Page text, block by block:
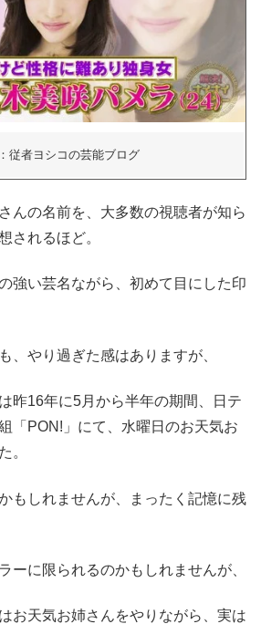
従者ヨシコの芸能ブログ
んの名前を、大多数の視聴者が知ら
されるほど。
強い芸名ながら、初めて目にした印
、やり過ぎた感はありますが、
昨16年に5月から半年の期間、日テ
「PON!」にて、水曜日のお天気お
。
もしれませんが、まったく記憶に残
ーに限られるのかもしれませんが、
お天気お姉さんをやりながら、実は